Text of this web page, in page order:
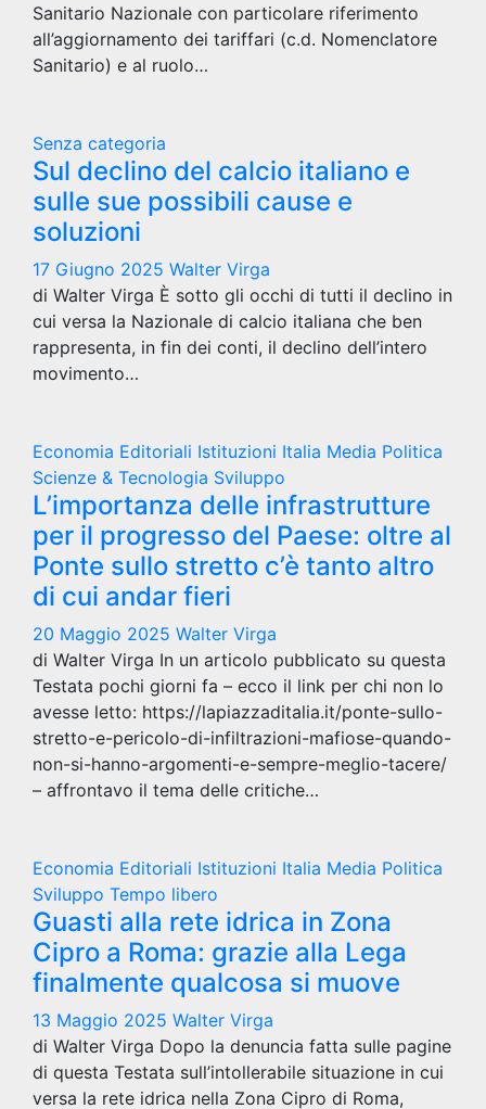
Sanitario Nazionale con particolare riferimento
all’aggiornamento dei tariffari (c.d. Nomenclatore
Sanitario) e al ruolo…
Senza categoria
Sul declino del calcio italiano e
sulle sue possibili cause e
soluzioni
17 Giugno 2025 Walter Virga
di Walter Virga È sotto gli occhi di tutti il declino in
cui versa la Nazionale di calcio italiana che ben
rappresenta, in fin dei conti, il declino dell’intero
movimento…
Economia Editoriali Istituzioni Italia Media Politica
Scienze & Tecnologia Sviluppo
L’importanza delle infrastrutture
per il progresso del Paese: oltre al
Ponte sullo stretto c’è tanto altro
di cui andar fieri
20 Maggio 2025 Walter Virga
di Walter Virga In un articolo pubblicato su questa
Testata pochi giorni fa – ecco il link per chi non lo
avesse letto: https://lapiazzaditalia.it/ponte-sullo-
stretto-e-pericolo-di-infiltrazioni-mafiose-quando-
non-si-hanno-argomenti-e-sempre-meglio-tacere/
– affrontavo il tema delle critiche…
Economia Editoriali Istituzioni Italia Media Politica
Sviluppo Tempo libero
Guasti alla rete idrica in Zona
Cipro a Roma: grazie alla Lega
finalmente qualcosa si muove
13 Maggio 2025 Walter Virga
di Walter Virga Dopo la denuncia fatta sulle pagine
di questa Testata sull’intollerabile situazione in cui
versa la rete idrica nella Zona Cipro di Roma,